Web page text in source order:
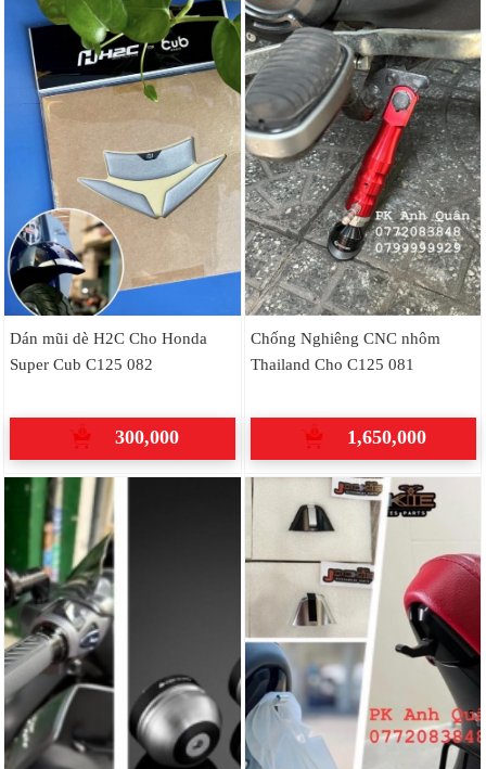
Dán mũi dè H2C Cho Honda
Super Cub C125 082
300,000
Chống Nghiêng CNC nhôm
Thailand Cho C125 081
1,650,000